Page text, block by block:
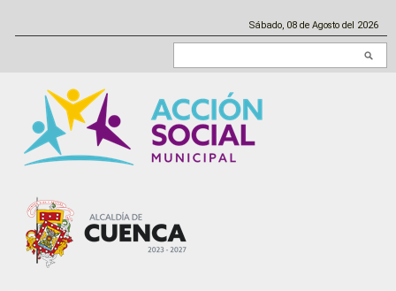
Sábado, 08 de Agosto del 2026